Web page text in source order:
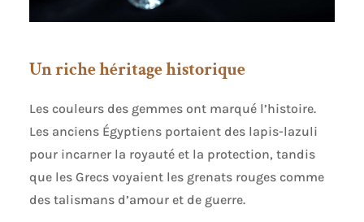
Un riche héritage historique
Les couleurs des gemmes ont marqué l’histoire.
Les anciens Égyptiens portaient des lapis-lazuli
pour incarner la royauté et la protection, tandis
que les Grecs voyaient les grenats rouges comme
des talismans d’amour et de guerre.